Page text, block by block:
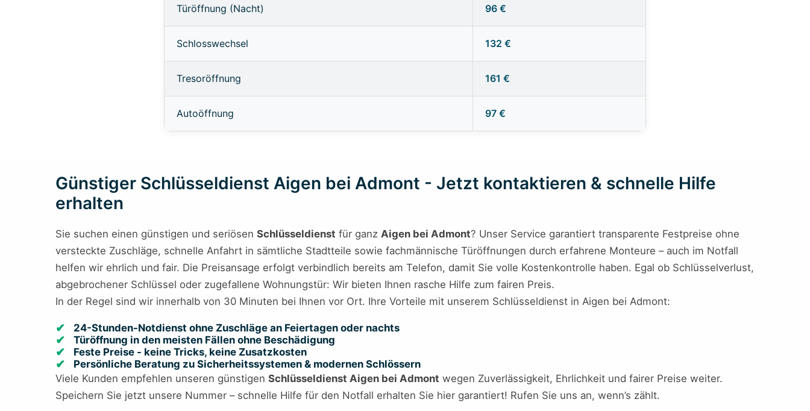
Türöffnung (Nacht) 96 €
Schlosswechsel 132 €
Tresoröffnung 161 €
Autoöffnung 97 €
Günstiger Schlüsseldienst Aigen bei Admont - Jetzt kontaktieren & schnelle Hilfe
erhalten
Sie suchen einen günstigen und seriösen Schlüsseldienst für ganz Aigen bei Admont? Unser Service garantiert transparente Festpreise ohne
versteckte Zuschläge, schnelle Anfahrt in sämtliche Stadtteile sowie fachmännische Türöffnungen durch erfahrene Monteure – auch im Notfall
helfen wir ehrlich und fair. Die Preisansage erfolgt verbindlich bereits am Telefon, damit Sie volle Kostenkontrolle haben. Egal ob Schlüsselverlust,
abgebrochener Schlüssel oder zugefallene Wohnungstür: Wir bieten Ihnen rasche Hilfe zum fairen Preis.
In der Regel sind wir innerhalb von 30 Minuten bei Ihnen vor Ort. Ihre Vorteile mit unserem Schlüsseldienst in Aigen bei Admont:
24-Stunden-Notdienst ohne Zuschläge an Feiertagen oder nachts
Türöffnung in den meisten Fällen ohne Beschädigung
Feste Preise - keine Tricks, keine Zusatzkosten
Persönliche Beratung zu Sicherheitssystemen & modernen Schlössern
Viele Kunden empfehlen unseren günstigen Schlüsseldienst Aigen bei Admont wegen Zuverlässigkeit, Ehrlichkeit und fairer Preise weiter.
Speichern Sie jetzt unsere Nummer – schnelle Hilfe für den Notfall erhalten Sie hier garantiert! Rufen Sie uns an, wenn’s zählt.